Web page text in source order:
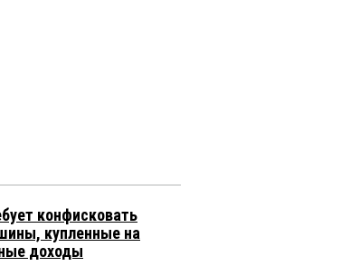
конфисковать
купленные на
доходы